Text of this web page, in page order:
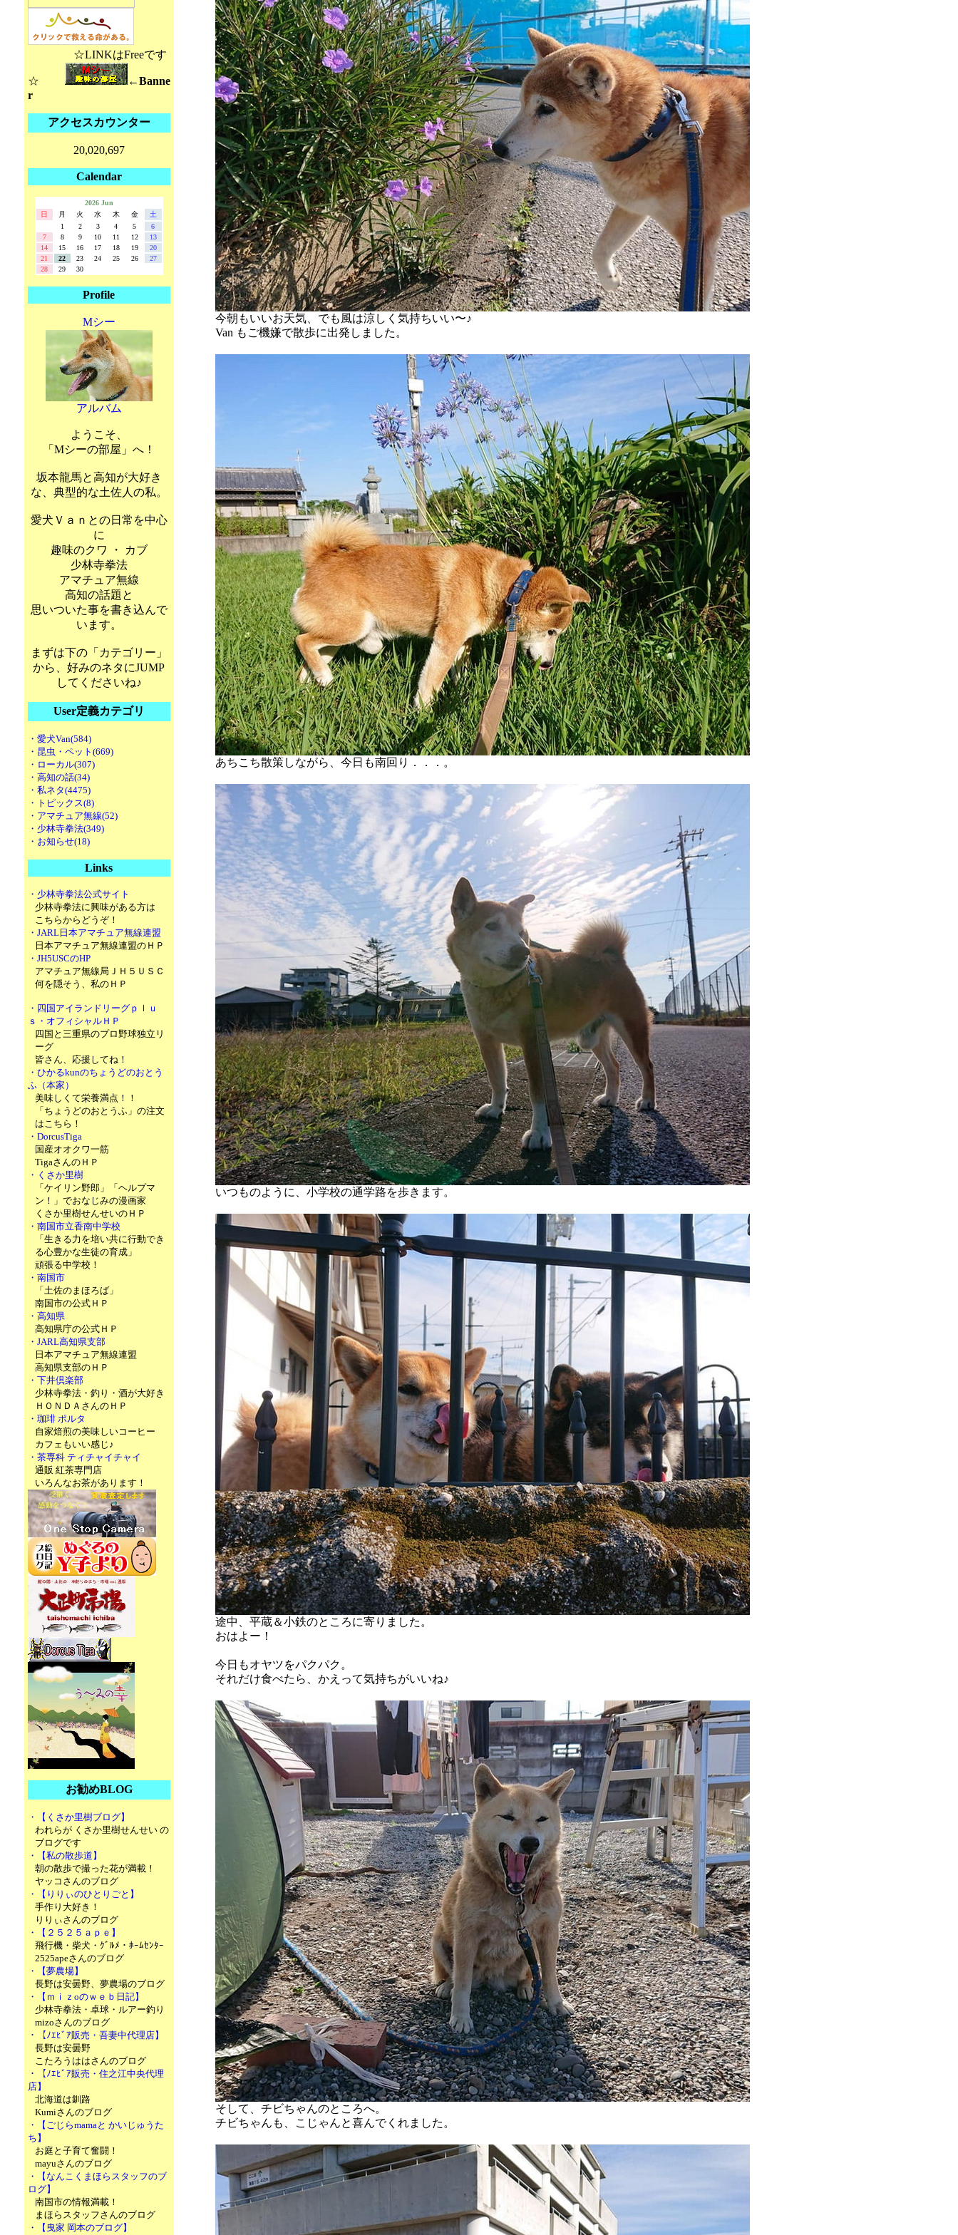
☆LINKはFreeです
☆
←Banne
r
アクセスカウンター
20,020,697
Calendar
2026 Jun
日
月 火 水 木 金
土
1
2 3 4 5
6
7
8 9 10 11 12
13
14
15 16 17 18 19
20
21
22 23 24 25 26
27
28
29 30
Profile
Mシー
アルバム
ようこそ、
「Mシーの部屋」へ！
坂本龍馬と高知が大好き
な、典型的な土佐人の私。
愛犬Ｖａｎとの日常を中心
に
趣味のクワ ・ カブ
少林寺拳法
アマチュア無線
高知の話題と
思いついた事を書き込んで
います。
まずは下の「カテゴリー」
から、好みのネタにJUMP
してくださいね♪
User定義カテゴリ
・愛犬Van(584)
・昆虫・ペット(669)
・ローカル(307)
・高知の話(34)
・私ネタ(4475)
・トピックス(8)
・アマチュア無線(52)
・少林寺拳法(349)
・お知らせ(18)
Links
・少林寺拳法公式サイト
少林寺拳法に興味がある方は
こちらからどうぞ！
・JARL日本アマチュア無線連盟
日本アマチュア無線連盟のＨＰ
・JH5USCのHP
アマチュア無線局ＪＨ５ＵＳＣ
何を隠そう、私のＨＰ
・四国アイランドリーグｐｌｕ
ｓ・オフィシャルＨＰ
四国と三重県のプロ野球独立リ
ーグ
皆さん、応援してね！
・ひかるkunのちょうどのおとう
ふ（本家）
美味しくて栄養満点！！
「ちょうどのおとうふ」の注文
はこちら！
・DorcusTiga
国産オオクワ一筋
TigaさんのＨＰ
・くさか里樹
「ケイリン野郎」「ヘルプマ
ン！」でおなじみの漫画家
くさか里樹せんせいのＨＰ
・南国市立香南中学校
「生きる力を培い共に行動でき
る心豊かな生徒の育成」
頑張る中学校！
・南国市
「土佐のまほろば」
南国市の公式ＨＰ
・高知県
高知県庁の公式ＨＰ
・JARL高知県支部
日本アマチュア無線連盟
高知県支部のＨＰ
・下井倶楽部
少林寺拳法・釣り・酒が大好き
ＨＯＮＤＡさんのＨＰ
・珈琲 ポルタ
自家焙煎の美味しいコーヒー
カフェもいい感じ♪
・茶専科 ティチャイチャイ
通販 紅茶専門店
いろんなお茶があります！
お勧めBLOG
・【くさか里樹ブログ】
われらが くさか里樹せんせい の
ブログです
・【私の散歩道】
朝の散歩で撮った花が満載！
ヤッコさんのブログ
・【りりぃのひとりごと】
手作り大好き！
りりぃさんのブログ
・【２５２５ａｐｅ】
飛行機・柴犬・ｸﾞﾙﾒ・ﾎｰﾑｾﾝﾀｰ
2525apeさんのブログ
・【夢農場】
長野は安曇野、夢農場のブログ
・【ｍｉｚoのｗｅｂ日記】
少林寺拳法・卓球・ルアー釣り
mizoさんのブログ
・【ﾉｴﾋﾞｱ販売・吾妻中代理店】
長野は安曇野
こたろうははさんのブログ
・【ﾉｴﾋﾞｱ販売・住之江中央代理
店】
北海道は釧路
Kumiさんのブログ
・【ごじらmamaと かいじゅうた
ち】
お庭と子育て奮闘！
mayuさんのブログ
・【なんこくまほらスタッフのブ
ログ】
南国市の情報満載！
まほらスタッフさんのブログ
・【曳家 岡本のブログ】
今朝もいいお天気、でも風は涼しく気持ちいい〜♪
Van もご機嫌で散歩に出発しました。
あちこち散策しながら、今日も南回り．．．。
いつものように、小学校の通学路を歩きます。
途中、平蔵＆小鉄のところに寄りました。
おはよー！
今日もオヤツをパクパク。
それだけ食べたら、かえって気持ちがいいね♪
そして、チビちゃんのところへ。
チビちゃんも、こじゃんと喜んでくれました。